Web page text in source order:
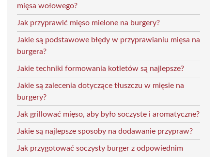
mięsa wołowego?
Jak przyprawić mięso mielone na burgery?
Jakie są podstawowe błędy w przyprawianiu mięsa na
burgera?
Jakie techniki formowania kotletów są najlepsze?
Jakie są zalecenia dotyczące tłuszczu w mięsie na
burgery?
Jak grillować mięso, aby było soczyste i aromatyczne?
Jakie są najlepsze sposoby na dodawanie przypraw?
Jak przygotować soczysty burger z odpowiednim